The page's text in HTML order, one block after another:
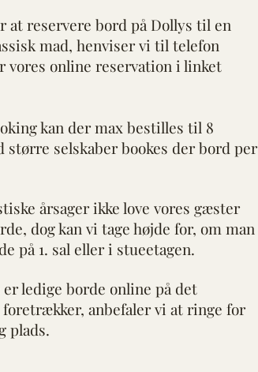
at reservere bord på Dollys til en
mad, henviser vi til telefon
vores online reservation i linket
kan der max bestilles til 8
større selskaber bookes der bord per
årsager ikke love vores gæster
dog kan vi tage højde for, om man
på 1. sal eller i stueetagen.
ledige borde online på det
anbefaler vi at ringe for
plads.